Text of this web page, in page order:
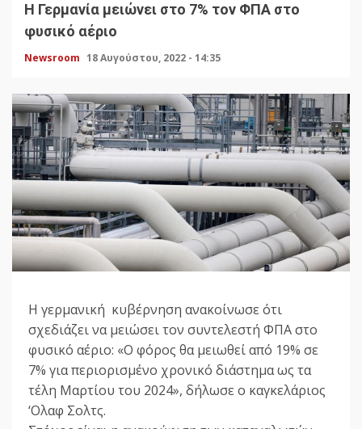
Η Γερμανία μειώνει στο 7% τον ΦΠΑ στο
φυσικό αέριο
Newsroom 18 Αυγούστου, 2022 - 14:35
Η γερμανική κυβέρνηση ανακοίνωσε ότι
σχεδιάζει να μειώσει τον συντελεστή ΦΠΑ στο
φυσικό αέριο: «Ο φόρος θα μειωθεί από 19% σε
7% για περιορισμένο χρονικό διάστημα ως τα
τέλη Μαρτίου του 2024», δήλωσε ο καγκελάριος
‘Ολαφ Σολτς.